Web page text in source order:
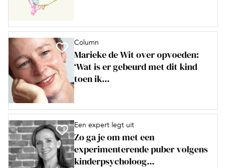
Column
Marieke de Wit over opvoeden:
‘Wat is er gebeurd met dit kind
toen ik...
Een expert legt uit
Zo ga je om met een
experimenterende puber volgens
kinderpsycholoog...